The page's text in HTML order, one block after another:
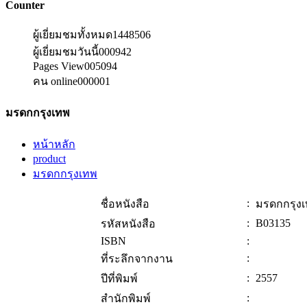
Counter
ผู้เยี่ยมชมทั้งหมด1448506
ผู้เยี่ยมชมวันนี้000942
Pages View005094
คน online000001
มรดกกรุงเทพ
หน้าหลัก
product
มรดกกรุงเทพ
ชื่อหนังสือ :
มรดกกรุง
รหัสหนังสือ
: B03135
ISBN
:
ที่ระลึกจากงาน
:
ปีที่พิมพ์
: 2557
สำนักพิมพ์
: